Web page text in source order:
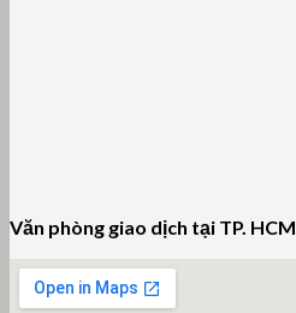
Văn phòng giao dịch tại TP. HCM